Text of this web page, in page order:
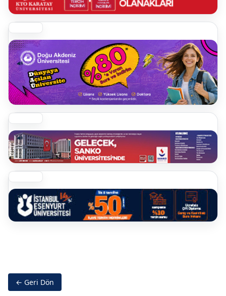
← Geri Dön